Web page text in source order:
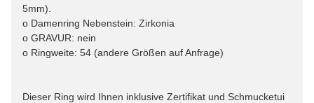
5mm).
o Damenring Nebenstein: Zirkonia
o GRAVUR: nein
o Ringweite: 54 (andere Größen auf Anfrage)
Dieser Ring wird Ihnen inklusive Zertifikat und Schmucketui